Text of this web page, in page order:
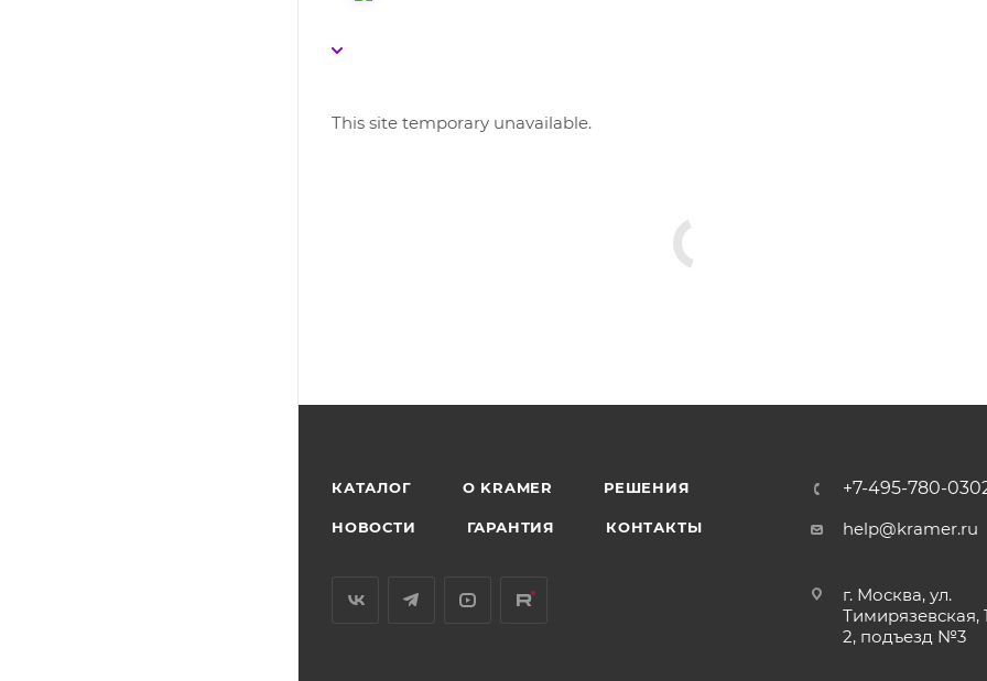
This site temporary unavailable.
КАТАЛОГ O KRAMER РЕШЕНИЯ
НОВОСТИ ГАРАНТИЯ КОНТАКТЫ
+7-495-780-
help@kramer.ru
г. Москва, ул.
Тимирязевская,
2, подъезд №3